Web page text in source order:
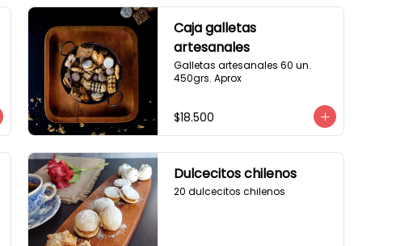
Caja galletas
artesanales
Galletas artesanales 60 un.
450grs. Aprox
$18.500
Dulcecitos chilenos
20 dulcecitos chilenos